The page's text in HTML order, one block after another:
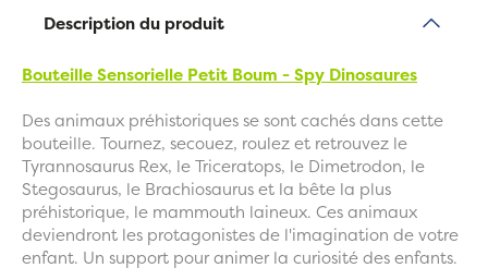
Description du produit
Bouteille Sensorielle Petit Boum - Spy Dinosaures
Des animaux préhistoriques se sont cachés dans cette
bouteille. Tournez, secouez, roulez et retrouvez le
Tyrannosaurus Rex, le Triceratops, le Dimetrodon, le
Stegosaurus, le Brachiosaurus et la bête la plus
préhistorique, le mammouth laineux. Ces animaux
deviendront les protagonistes de l'imagination de votre
enfant. Un support pour animer la curiosité des enfants.